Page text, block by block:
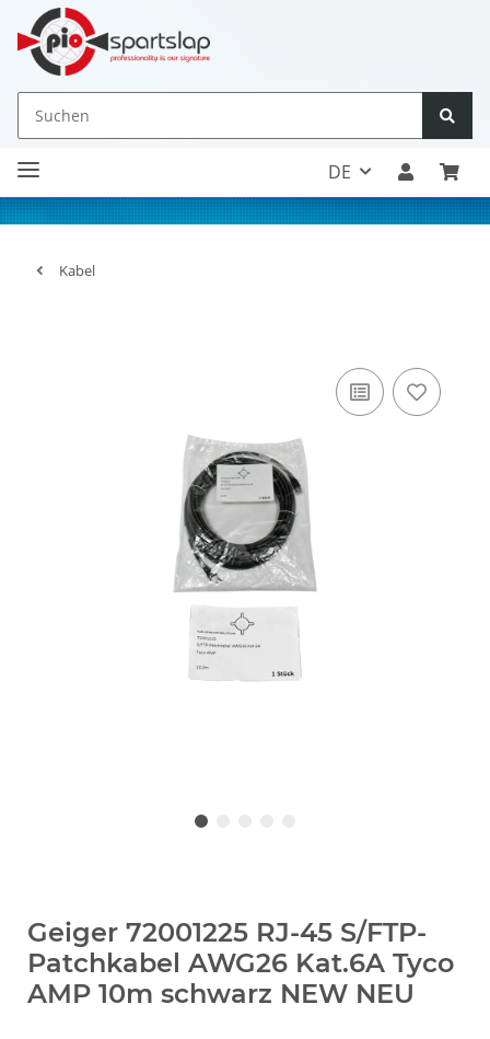
DE
Kabel
Geiger 72001225 RJ-45 S/FTP-
Patchkabel AWG26 Kat.6A Tyco
AMP 10m schwarz NEW NEU